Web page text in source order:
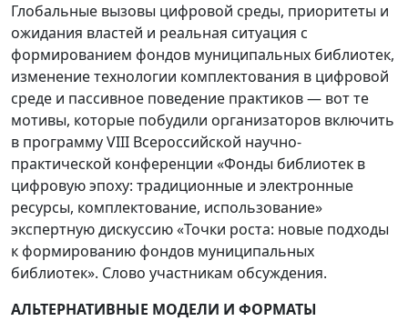
Глобальные вызовы цифровой среды, приоритеты и
ожидания властей и реальная ситуация с
формированием фондов муниципальных библиотек,
изменение технологии комплектования в цифровой
среде и пассивное поведение практиков — вот те
мотивы, которые побудили организаторов включить
в программу VIII Всероссийской научно-
практической конференции «Фонды библиотек в
цифровую эпоху: традиционные и электронные
ресурсы, комплектование, использование»
экспертную дискуссию «Точки роста: новые подходы
к формированию фондов муниципальных
библиотек». Слово участникам обсуждения.
АЛЬТЕРНАТИВНЫЕ МОДЕЛИ И ФОРМАТЫ